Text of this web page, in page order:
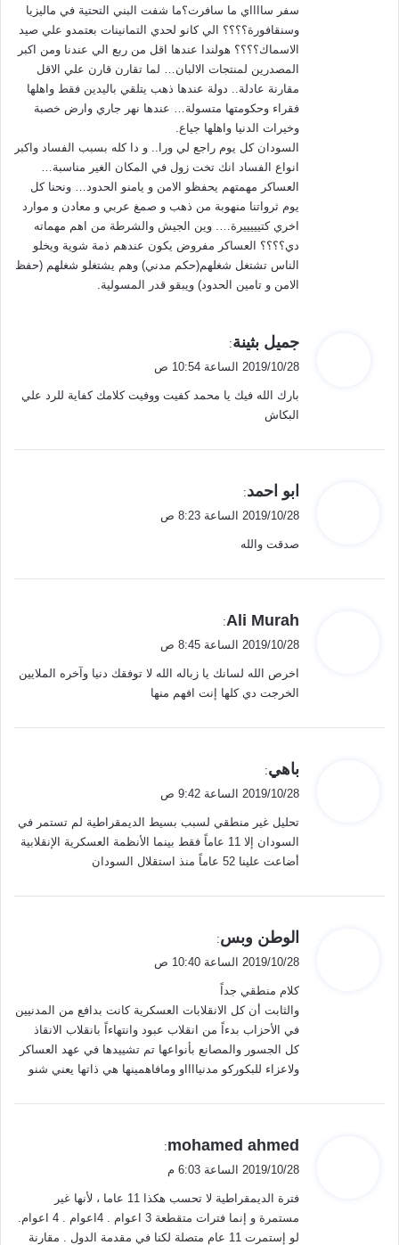
سفر سااااي ما سافرت؟ما شفت البني التحتية في ماليزيا
وسنقافورة؟؟؟؟ الي كانو لحدي التمانينات بعتمدو علي صيد
الاسماك؟؟؟؟ هولندا عندها اقل من ربع الي عندنا ومن اكبر
المصدرين لمنتجات الالبان… لما تقارن قارن علي الاقل
مقارنة عادلة.. دولة عندها ذهب يتلقي باليدين فقط واهلها
فقراء وحكومتها متسولة… عندها نهر جاري وارض خصبة
وخيرات الدنيا واهلها جياع.
السودان كل يوم راجع لي ورا.. و دا كله بسبب الفساد واكبر
انواع الفساد انك تخت زول في المكان الغير مناسبة…
العساكر مهمتهم يحفظو الامن و يامنو الحدود… ونحنا كل
يوم ثرواتنا منهوبة من ذهب و صمغ عربي و معادن و موارد
اخري كتيييييرة…. وين الجيش والشرطة من اهم مهماته
دي؟؟؟؟ العساكر مفروض يكون عندهم ذمة شوية ويخلو
الناس تشتغل شغلهم(حكم مدني) وهم يشتغلو شغلهم (حفظ
الامن و تامين الحدود) ويبقو قدر المسولية.
ي
ل
جميل بثينة:
2019/10/28 الساعة 10:54 ص
بارك الله فيك يا محمد كفيت ووفيت كلامك كفاية للرد علي
البكاش
ي
ل
ابو احمد:
2019/10/28 الساعة 8:23 ص
صدقت والله
ي
ل
Ali Murah
:
2019/10/28 الساعة 8:45 ص
اخرص الله لسانك يا زباله الله لا توفقك دنيا وآخره الملايين
الخرجت دي كلها إنت افهم منها
ل
باهي:
2019/10/28 الساعة 9:42 ص
تحليل غير منطقي لسبب بسيط الديمقراطية لم تستمر في
السودان إلا 11 عاماً فقط بينما الأنظمة العسكرية الإنقلابية
أضاعت علينا 52 عاماً منذ استقلال السودان
ي
ل
الوطن وبس:
2019/10/28 الساعة 10:40 ص
كلام منطقي جداً
والثابت أن كل الانقلابات العسكرية كانت بدافع من المدنيين
في الأحزاب بدءاً من انقلاب عبود وانتهاءاً بانقلاب الانقاذ
كل الجسور والمصانع بأنواعها تم تشييدها في عهد العساكر
ولاعزاء للبكوركو مدنيااااو ومافاهمينها هي ذاتها يعني شنو
ي
ل
mohamed ahmed
:
2019/10/28 الساعة 6:03 م
فترة الديمقراطية لا تحسب هكذا 11 عاما ، لأنها غير
مستمرة و إنما فترات متقطعة 3 اعوام . 4اعوام . 4 اعوام.
لو إستمرت 11 عام متصلة لكنا في مقدمة الدول . مقارنة